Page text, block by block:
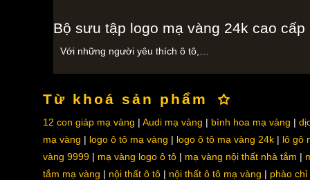
Bộ sưu tập logo mạ vàng 24k cao cấp
Với những người yêu thích ô tô,…
Từ khoá sản phẩm
12 con giáp mạ vàng Audi mạ vàng bình hoa mạ vàng
mạ vàng
logo ô tô mạ vàng logo ô tô mạ vàng 24k
lô gô
vàng 9999
mạ vàng logo ô tô mạ vàng nội thất nhà tắm
tắm mạ vàng
nội thất ô tô nội thất ô tô mạ vàng
phào chỉ